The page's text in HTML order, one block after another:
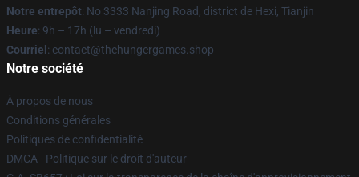
Notre entrepôt: No 3333 Nanjing Road, district de Hexi, Tianjin
Heure: 9h – 17h (lu – vendredi)
Courriel : contact@thehungergames.shop
Notre société
À propos de nous
Conditions générales
Politiques de confidentialité
DMCA - Politique sur le droit d'auteur